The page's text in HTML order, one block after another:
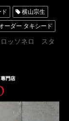
ド 横山宗生
ーダー タキシード
衣装
ロッソネロ スタ